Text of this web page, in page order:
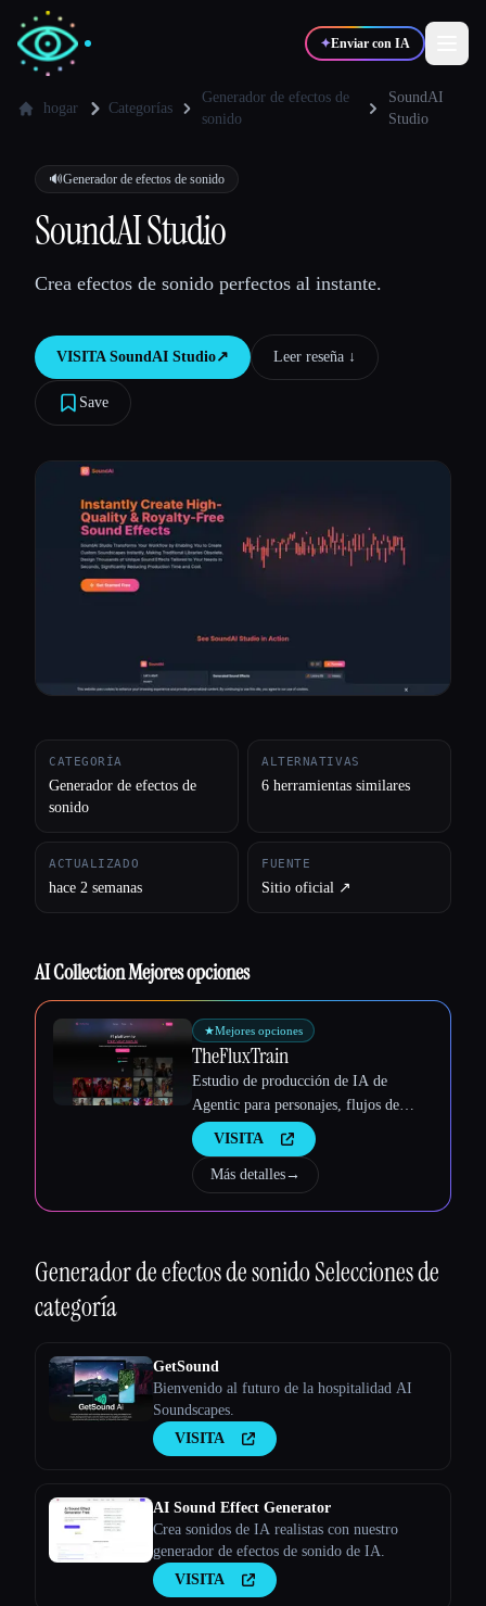
✦Enviar con IA
💻Desarrolladores
Blog
Comparar herramientas
Todas las categorías
Acerca de
Esc
hogar Categorías
Generador de efectos de
sonido
SoundAI
Studio
🔊Generador de efectos de sonido
SoundAI Studio
Crea efectos de sonido perfectos al instante.
VISITA SoundAI Studio↗︎ Leer reseña ↓︎
Save
CATEGORÍA
Generador de efectos de
sonido
ALTERNATIVAS
6 herramientas similares
ACTUALIZADO
hace 2 semanas
FUENTE
Sitio oficial ↗︎
AI Collection Mejores opciones
★Mejores opciones
TheFluxTrain
Estudio de producción de IA de
Agentic para personajes, flujos de
trabajo y vídeos coherentes
VISITA
Más detalles→
Generador de efectos de sonidoSelecciones de
categoría
GetSound
Bienvenido al futuro de la hospitalidad AI
Soundscapes.
VISITA
AI Sound Effect Generator
Crea sonidos de IA realistas con nuestro
generador de efectos de sonido de IA.
VISITA